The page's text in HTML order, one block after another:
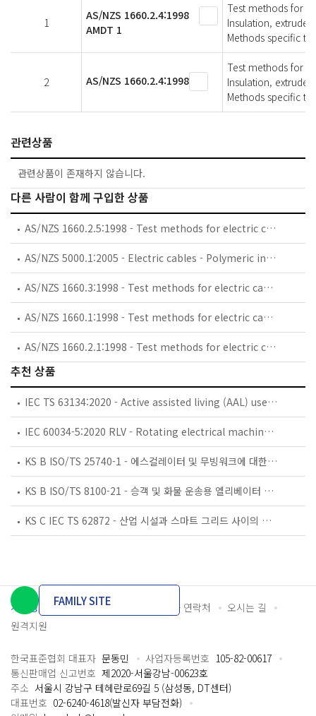
1
AS/NZS 1660.2.4:1998
AMDT 1
Test methods for
Insulation,
Methods specific
2 AS/NZS 1660.2.4:1998
Test methods for
Insulation,
Methods specific
관련상품
관련상품이 존재하지 않습니다.
다른 사람이 함께 구입한 상품
AS/NZS 1660.2.5:1998 - Test methods for electric cables, cords and conductors, Method 2.5: Insulation, extruded semi-conductive screens and non-metallic sheaths - Methods specific to cables above 1 kV
AS/NZS 5000.1:2005 - Electric cables - Polymeric insulated, Part 1: For working voltages up to and including 0.6/1 (1.2) kV
AS/NZS 1660.3:1998 - Test methods for electric cables, cords and conductors, Method 3: Electrical tests
AS/NZS 1660.1:1998 - Test methods for electric cables, cords and conductors, Method 1: Conductors and metallic components
AS/NZS 1660.2.1:1998 - Test methods for electric cables, cords and conductors, Method 2.1: Insulation, extruded semi-conductive screens and non-metallic sheaths - Methods for general application
추천 상품
IEC TS 63134:2020 - Active assisted living (AAL) use cases
IEC 60034-5:2020 RLV - Rotating electrical machines - Part 5: Degrees of protection provided by the integral design of rotating electrical machines (IP code) - Classification
KS B ISO/TS 25740-1 - 에스컬레이터 및 무빙워크에 대한 안전요건 — 제1부: 세계공통 필수 안전요건(GESRs)
KS B ISO/TS 8100-21 - 승객 및 화물 운송용 엘리베이터 —제21부: 세계공통 필수안전요건(GESRs)을 충족하는 세계공통 안전 파라미터(GSPs)
KS C IEC TS 62872 - 산업 시설과 스마트 그리드 사이의 산업 공정 측정, 제어 및 자동화 시스템 인터페이스
개인정보처리방침 이용약관 담당자 연락처
오시는 길
원격지원
FAMILY SITE
한국표준협회 대표자 문동민 사업자등록번호 105-82-00617
통신판매업 신고번호 제2020-서울강남-00623호
주소 서울시 강남구 테헤란로69길 5 (삼성동, DT센터)
대표번호 02-6240-4618(발신자 부담전화)